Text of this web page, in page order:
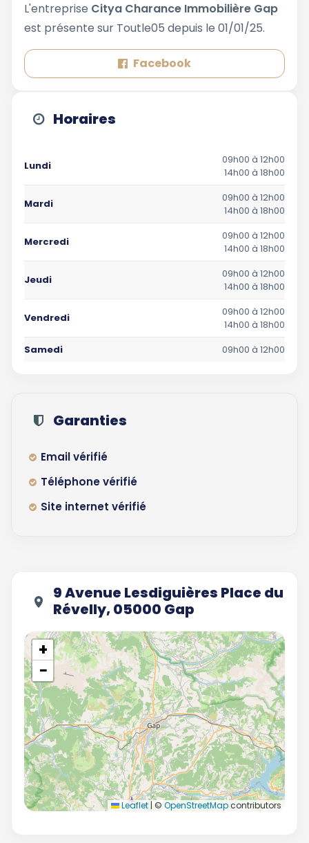
L'entreprise Citya Charance Immobilière Gap
est présente sur Toutle05 depuis le 01/01/25.
Facebook
Horaires
Lundi
09h00 à 12h00
14h00 à 18h00
Mardi
09h00 à 12h00
14h00 à 18h00
Mercredi
09h00 à 12h00
14h00 à 18h00
Jeudi
09h00 à 12h00
14h00 à 18h00
Vendredi
09h00 à 12h00
14h00 à 18h00
Samedi
09h00 à 12h00
Garanties
Email vérifié
Téléphone vérifié
Site internet vérifié
9 Avenue Lesdiguières Place du
Révelly, 05000 Gap
+
−
Leaflet | © OpenStreetMapcontributors